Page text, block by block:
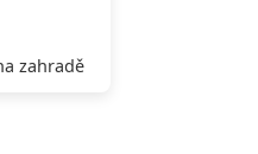
zahradě